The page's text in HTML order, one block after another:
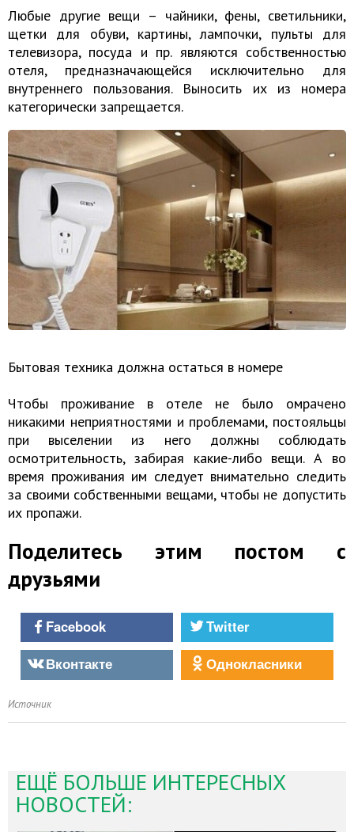
Любые другие вещи – чайники, фены, светильники,
щетки для обуви, картины, лампочки, пульты для
телевизора, посуда и пр. являются собственностью
отеля, предназначающейся исключительно для
внутреннего пользования. Выносить их из номера
категорически запрещается.
Бытовая техника должна остаться в номере
Чтобы проживание в отеле не было омрачено
никакими неприятностями и проблемами, постояльцы
при выселении из него должны соблюдать
осмотрительность, забирая какие-либо вещи. А во
время проживания им следует внимательно следить
за своими собственными вещами, чтобы не допустить
их пропажи.
Поделитесь этим постом с
друзьями
Facebook
Twitter
Вконтакте
Однокласники
Источник
ЕЩЁ БОЛЬШЕ ИНТЕРЕСНЫХ
НОВОСТЕЙ: